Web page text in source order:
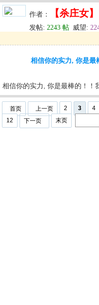
作者： 【杀庄女】
发帖: 2243 帖 威望:
编辑 u
相信你的实力, 你是最
相信你的实力, 你是最棒的！！
首页 上一页 2 3 4
12
下一页 末页